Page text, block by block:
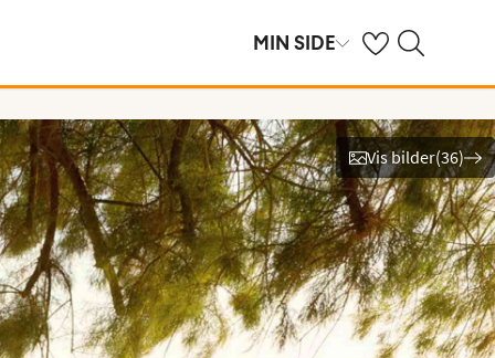
MIN SIDE Se dine sparte
Søk på ving.no
Vis bilder(36)